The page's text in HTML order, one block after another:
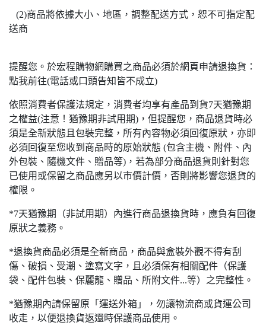
(2)商品將依據大小、地區，調整配送方式，恕不可指定配
送商
提醒您。於宏程購物網購買之商品必須於網頁申請退換貨：
點我前往(電話或口頭告知皆不成立)
依照消費者保護法規定，消費者均享有產品到貨7天猶豫期
之權益(注意！猶豫期非試用期)，但提醒您，商品退貨時必
須是全新狀態且包裝完整，所有內容物必須回復原狀，亦即
必須回復至您收到商品時的原始狀態 (包含主機、附件、內
外包裝、隨機文件、贈品等)，若為部分商品退貨則針對您
已使用或保留之商品應另以市價計價，否則將影響您退貨的
權限。
*7天猶豫期（非試用期）內進行商品退換貨時，應負有回復
原狀之義務。
*退換貨商品必須是全新商品，商品與盒裝外觀不得有刮
傷、破損、受潮、塗寫文字，且必須保有相關配件（保護
袋、配件包裝、保麗龍、贈品、所附文件...等）之完整性。
*猶豫期內請保留原「運送外箱」，勿讓物流商或貨運公司
收走，以便退換貨返還時保護商品使用。